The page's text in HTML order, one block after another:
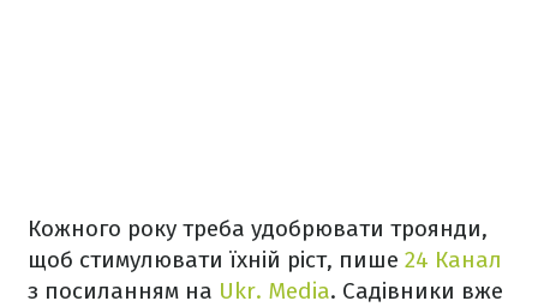
Кожного року треба удобрювати троянди,
щоб стимулювати їхній ріст, пише 24 Канал
з посиланням на Ukr. Media. Садівники вже